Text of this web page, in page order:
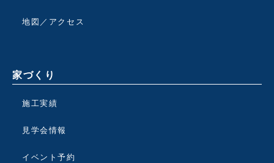
地図／アクセス
家づくり
施工実績
見学会情報
イベント予約